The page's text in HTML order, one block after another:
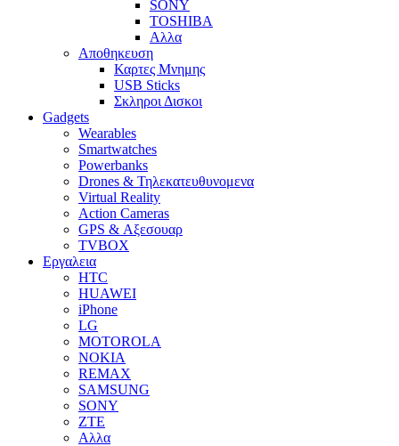
SONY
TOSHIBA
Αλλα
Αποθηκευση
Καρτες Μνημης
USB Sticks
Σκληροι Δισκοι
Gadgets
Wearables
Smartwatches
Powerbanks
Drones & Τηλεκατευθυνομενα
Virtual Reality
Action Cameras
GPS & Αξεσουαρ
TVBOX
Εργαλεια
HTC
HUAWEI
iPhone
LG
MOTOROLA
NOKIA
REMAX
SAMSUNG
SONY
ZTE
Αλλα